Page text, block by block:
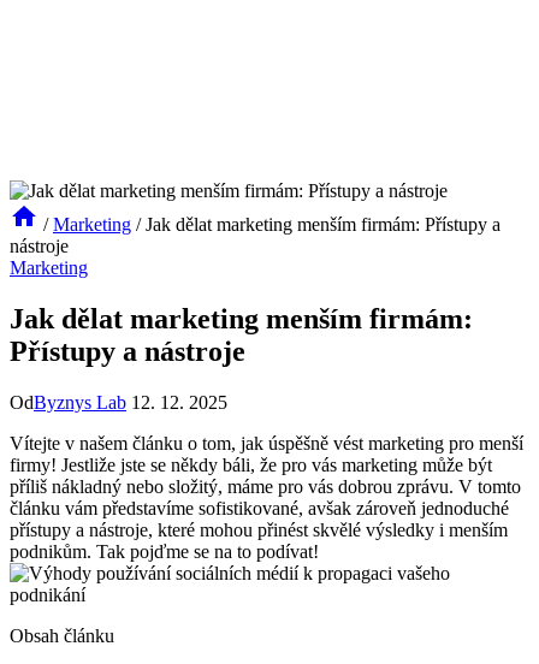
/ Marketing / Jak dělat marketing menším firmám: Přístupy a
nástroje
Marketing
Jak dělat marketing menším firmám:
Přístupy a nástroje
OdByznys Lab 12. 12. 2025
Vítejte v našem článku o tom, jak úspěšně vést marketing pro menší
firmy! Jestliže jste se někdy báli, že pro vás marketing může být
příliš nákladný nebo složitý, máme pro vás dobrou zprávu. V tomto
článku vám představíme sofistikované, avšak zároveň jednoduché
přístupy a nástroje, které mohou přinést skvělé výsledky i menším
podnikům. Tak pojďme se na to podívat!
Obsah článku